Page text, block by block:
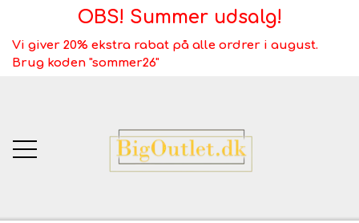
OBS! Summer udsalg!
Vi giver 20% ekstra rabat på alle ordrer i august.
Brug koden "sommer26"